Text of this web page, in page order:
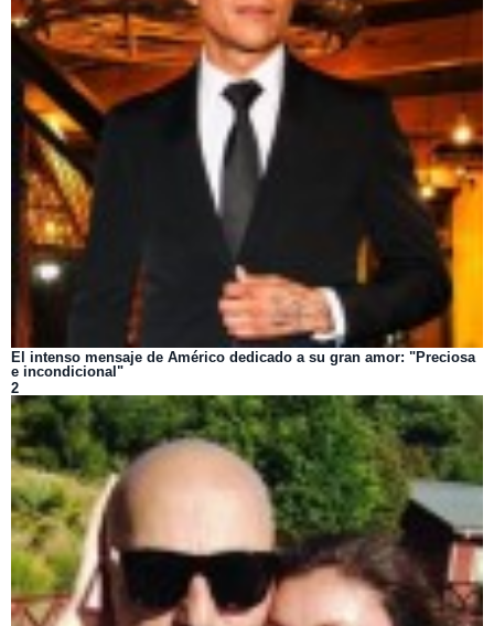
El intenso mensaje de Américo dedicado a su gran amor: "Preciosa
e incondicional"
2